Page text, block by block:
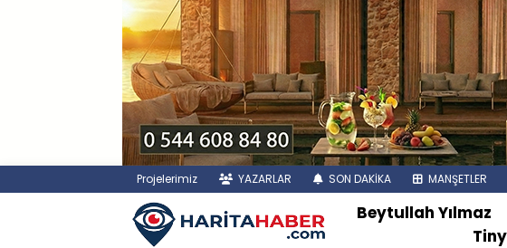
Projelerimiz YAZARLAR SON DAKİKA MANŞETLER
Beytullah Yılmaz